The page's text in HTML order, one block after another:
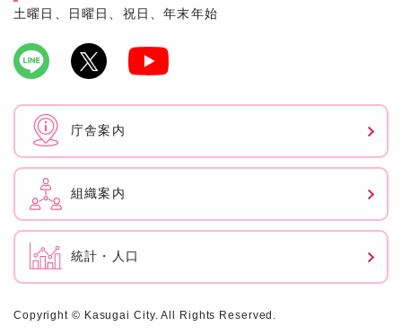
土曜日、日曜日、祝日、年末年始
庁舎案内
組織案内
統計・人口
Copyright © Kasugai City. All Rights Reserved.